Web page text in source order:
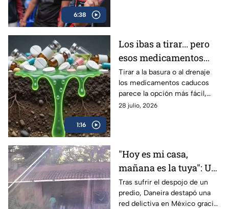
6:38
1:16
Los ibas a tirar... pero
esos medicamentos
caducos pueden hacer
más daño del que
imaginas
Tirar a la basura o al drenaje
los medicamentos caducos
parece la opción más fácil,
pero hacerlo puede
28 julio, 2026
"Hoy es mi casa,
mañana es la tuya": Un
despojo destapó la red
delictiva
Tras sufrir el despojo de un
predio, Daneira destapó una
red delictiva en México gracias